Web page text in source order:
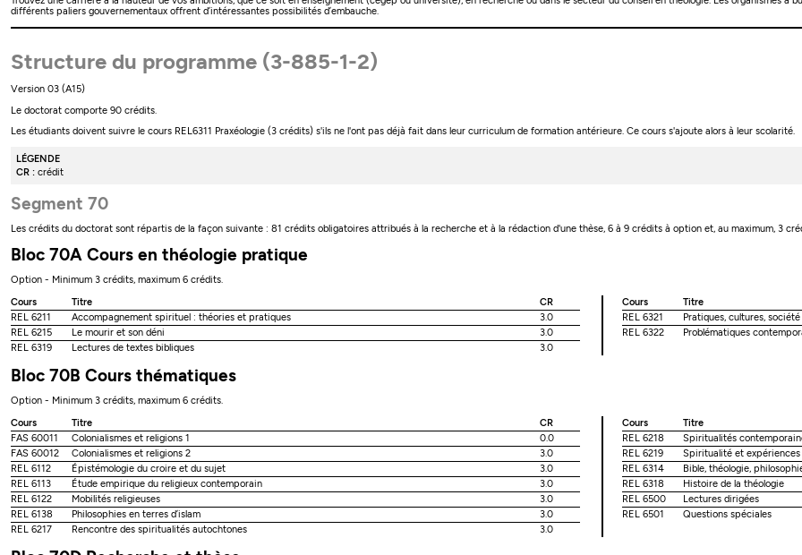
différents paliers gouvernementaux offrent d’intéressantes possibilités d’embauche.
Structure du programme (3-885-1-2)
Version 03 (A15)
Le doctorat comporte 90 crédits.
Les étudiants doivent suivre le cours REL6311 Praxéologie (3 crédits) s'ils ne l'ont pas déjà fait dans leur curriculum de formation antérieure. Ce cours s'ajoute alors à leur scolarité.
LÉGENDE
CR : crédit
Segment 70
Les crédits du doctorat sont répartis de la façon suivante : 81 crédits obligatoires attribués à la recherche et à la rédaction d'une thèse, 6 à 9 crédits à option et, au maximum, 3
Bloc 70A Cours en théologie pratique
Option - Minimum 3 crédits, maximum 6 crédits.
Cours
Titre
CR
REL 6211
Accompagnement spirituel : théories et pratiques
3.0
REL 6215
Le mourir et son déni
3.0
REL 6319
Lectures de textes bibliques 3.0
Cours Titre
REL 6321
Pratiques, cultures, société
REL 6322
Problématiques
Bloc 70B Cours thématiques
Option - Minimum 3 crédits, maximum 6 crédits.
Cours
Titre
CR
FAS 60011
Colonialismes et religions 1
0.0
FAS 60012
Colonialismes et religions 2
3.0
REL 6112
Épistémologie du croire et du sujet
3.0
REL 6113
Étude empirique du religieux contemporain
3.0
REL 6122
Mobilités religieuses
3.0
REL 6138
Philosophies en terres d’islam
3.0
REL 6217
Rencontre des spiritualités autochtones 3.0
Cours Titre
REL 6218
Spiritualités
REL 6219
Spiritualité et expériences
REL 6314
Bible, théologie,
REL 6318
Histoire de la théologie
REL 6500
Lectures dirigées
REL 6501
Questions spéciales